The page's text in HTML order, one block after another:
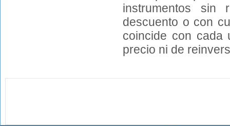
instrumentos sin
descuento o con
coincide con cada
precio ni de